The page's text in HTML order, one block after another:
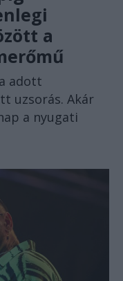
a
adott
uzsorás. Akár
a nyugati